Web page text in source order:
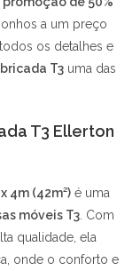
a um preço
os detalhes e
T3 uma das
T3 Ellerton
4m (42m²) é uma
móveis T3 . Com
qualidade, ela
onde o conforto e